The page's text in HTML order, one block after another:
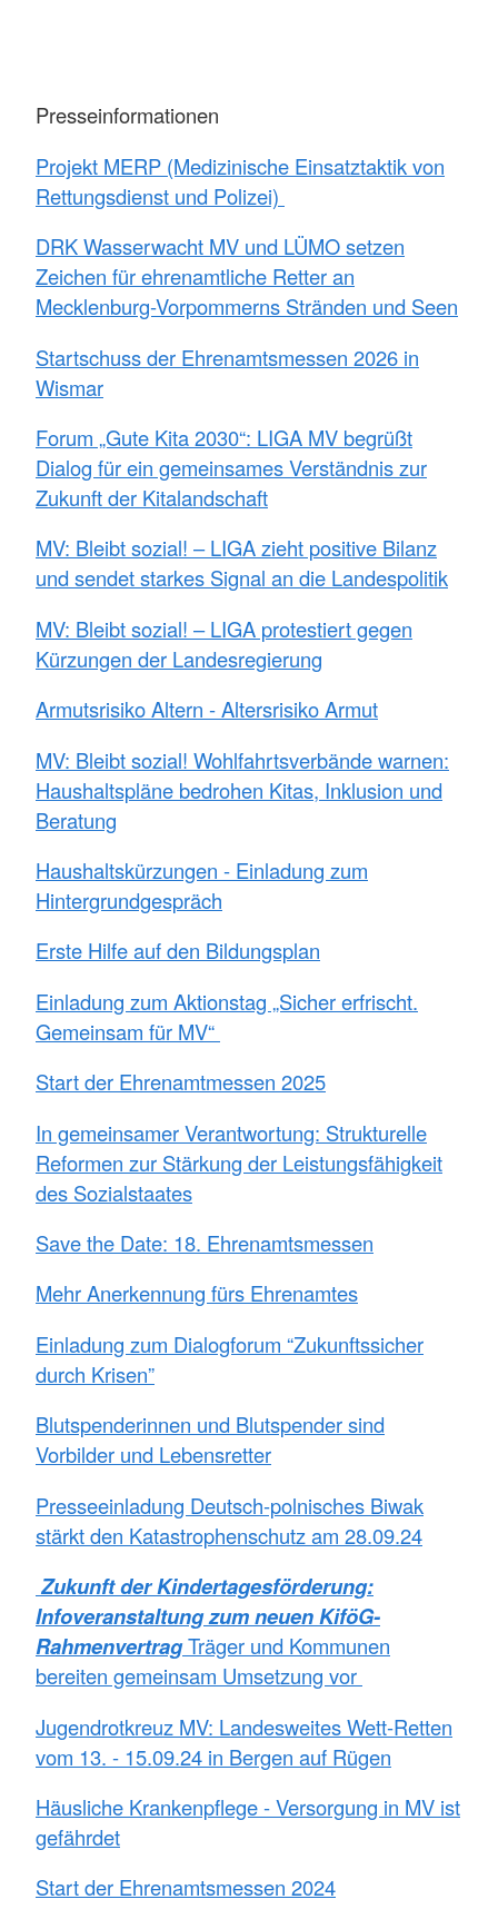
Presseinformationen
Projekt MERP (Medizinische Einsatztaktik von
Rettungsdienst und Polizei)
DRK Wasserwacht MV und LÜMO setzen
Zeichen für ehrenamtliche Retter an
Mecklenburg-Vorpommerns Stränden und Seen
Startschuss der Ehrenamtsmessen 2026 in
Wismar
Forum „Gute Kita 2030“: LIGA MV begrüßt
Dialog für ein gemeinsames Verständnis zur
Zukunft der Kitalandschaft
MV: Bleibt sozial! – LIGA zieht positive Bilanz
und sendet starkes Signal an die Landespolitik
MV: Bleibt sozial! – LIGA protestiert gegen
Kürzungen der Landesregierung
Armutsrisiko Altern - Altersrisiko Armut
MV: Bleibt sozial! Wohlfahrtsverbände warnen:
Haushaltspläne bedrohen Kitas, Inklusion und
Beratung
Haushaltskürzungen - Einladung zum
Hintergrundgespräch
Erste Hilfe auf den Bildungsplan
Einladung zum Aktionstag „Sicher erfrischt.
Gemeinsam für MV“
Start der Ehrenamtmessen 2025
In gemeinsamer Verantwortung: Strukturelle
Reformen zur Stärkung der Leistungsfähigkeit
des Sozialstaates
Save the Date: 18. Ehrenamtsmessen
Mehr Anerkennung fürs Ehrenamtes
Einladung zum Dialogforum “Zukunftssicher
durch Krisen”
Blutspenderinnen und Blutspender sind
Vorbilder und Lebensretter
Presseeinladung Deutsch-polnisches Biwak
stärkt den Katastrophenschutz am 28.09.24
Zukunft der Kindertagesförderung:
Infoveranstaltung zum neuen KiföG-
RahmenvertragTräger und Kommunen
bereiten gemeinsam Umsetzung vor
Jugendrotkreuz MV: Landesweites Wett-Retten
vom 13. - 15.09.24 in Bergen auf Rügen
Häusliche Krankenpflege - Versorgung in MV ist
gefährdet
Start der Ehrenamtsmessen 2024